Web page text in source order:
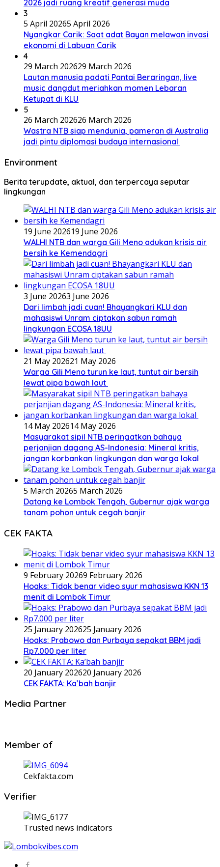
2026 jadi ruang kreatif generasi muda
3
5 April 20265 April 2026
Nyangkar Carik: Saat adat Bayan melawan invasi
ekonomi di Labuan Carik
4
29 March 202629 March 2026
Lautan manusia padati Pantai Beraringan, live
music dangdut meriahkan momen Lebaran
Ketupat di KLU
5
26 March 202626 March 2026
Wastra NTB siap mendunia, pameran di Australia
jadi pintu diplomasi budaya internasional
Environment
Berita terupdate, aktual, dan terpercaya seputar
lingkungan
19 June 202619 June 2026
WALHI NTB dan warga Gili Meno adukan krisis air
bersih ke Kemendagri
3 June 20263 June 2026
Dari limbah jadi cuan! Bhayangkari KLU dan
mahasiswi Unram ciptakan sabun ramah
lingkungan ECOSA 18UU
21 May 202621 May 2026
Warga Gili Meno turun ke laut, tuntut air bersih
lewat pipa bawah laut
14 May 202614 May 2026
Masyarakat sipil NTB peringatkan bahaya
perjanjian dagang AS-Indonesia: Mineral kritis,
jangan korbankan lingkungan dan warga lokal
5 March 20265 March 2026
Datang ke Lombok Tengah, Gubernur ajak warga
tanam pohon untuk cegah banjir
CEK FAKTA
9 February 20269 February 2026
Hoaks: Tidak benar video syur mahasiswa KKN 13
menit di Lombok Timur
25 January 202625 January 2026
Hoaks: Prabowo dan Purbaya sepakat BBM jadi
Rp7.000 per liter
20 January 202620 January 2026
CEK FAKTA: Ka’bah banjir
Media Partner
Member of
Cekfakta.com
Verifier
Trusted news indicators